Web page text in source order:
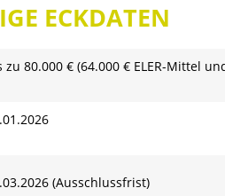
ECKDATEN
zu 80.000 € (64.000 € ELER-Mittel
(Ausschlussfrist)